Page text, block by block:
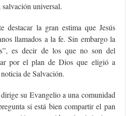
universal.
destacar la gran estima que Jesús
llamados a la fe. Sin embargo la
es decir de los que no son del
por el plan de Dios que eligió a
de Salvación.
su Evangelio a una comunidad
si está bien compartir el pan